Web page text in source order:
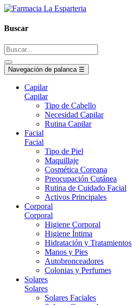
Buscar
Navegación de palanca ☰
Capilar
Capilar
Tipo de Cabello
Necesidad Capilar
Rutina Capilar
Facial
Facial
Tipo de Piel
Maquillaje
Cosmética Coreana
Preocupación Cutánea
Rutina de Cuidado Facial
Activos Principales
Corporal
Corporal
Higiene Corporal
Higiene Íntima
Hidratación y Tratamientos
Manos y Pies
Autobronceadores
Colonias y Perfumes
Solares
Solares
Solares Faciales